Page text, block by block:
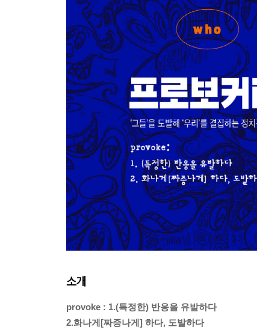
소개
provoke : 1.(특정한) 반응을 유발하다
2.화나게[짜증나게] 하다, 도발하다